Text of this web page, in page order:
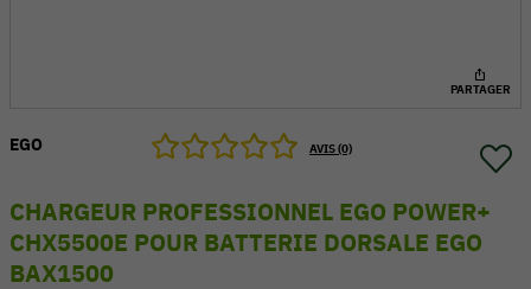
PARTAGER
EGO AVIS (0)
CHARGEUR PROFESSIONNEL EGO POWER+
CHX5500E POUR BATTERIE DORSALE EGO
BAX1500